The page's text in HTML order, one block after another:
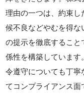
理由の一つは、約束し
候不良などやむを得な
の提示を徹底すること
係性を構築していま
令遵守についても丁寧
てコンプライアンス面